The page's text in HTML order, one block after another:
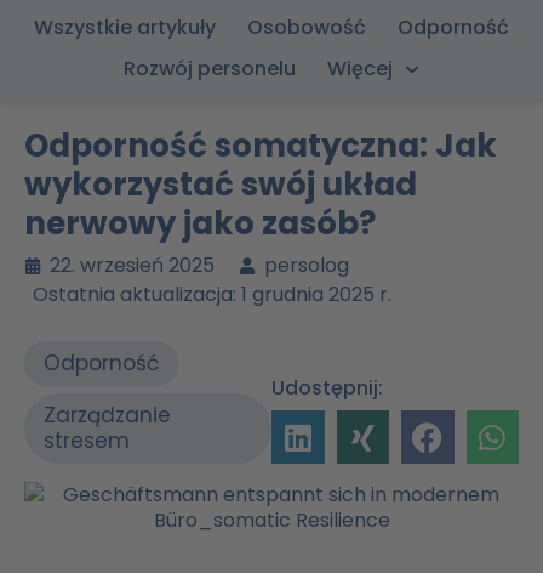
Wszystkie artykuły Osobowość
Odporność
Rozwój personelu
Więcej
Odporność somatyczna: Jak
wykorzystać swój układ
nerwowy jako zasób?
22. wrzesień 2025
persolog
Ostatnia aktualizacja: 1 grudnia 2025 r.
Odporność
Zarządzanie
stresem
Udostępnij: